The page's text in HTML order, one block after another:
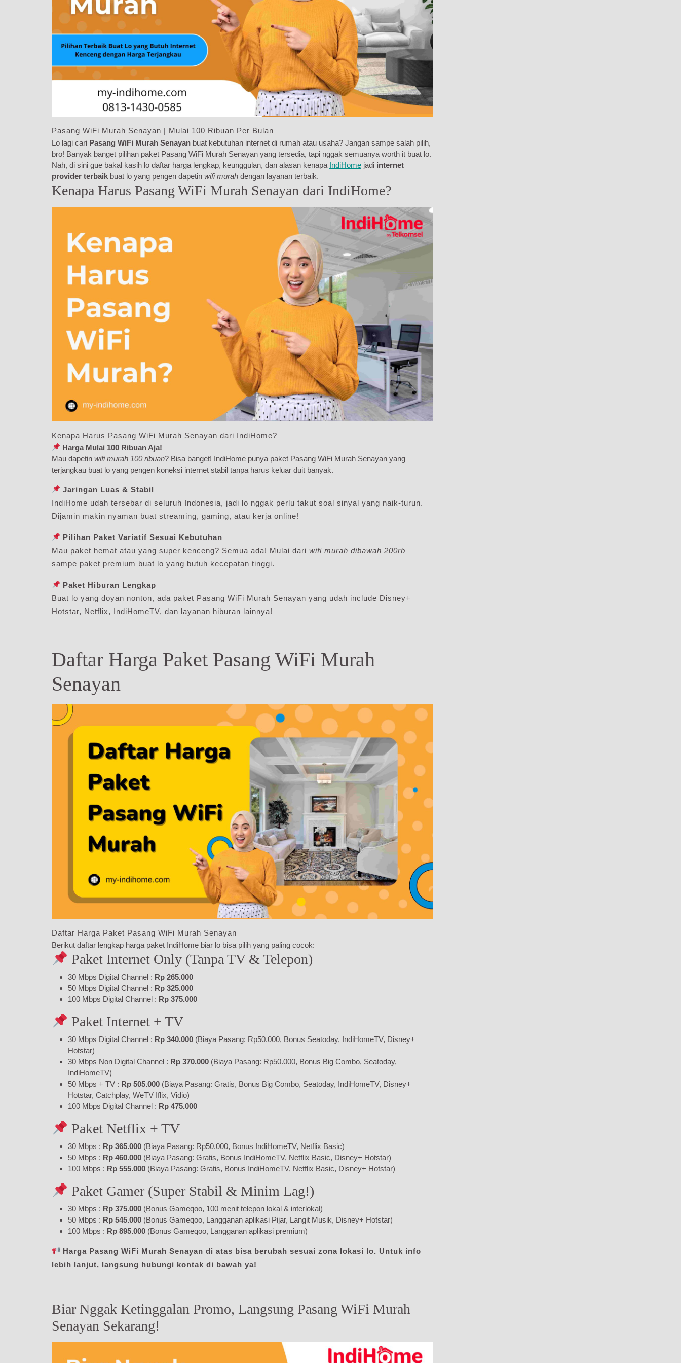
Pasang WiFi Murah Senayan | Mulai 100 Ribuan Per Bulan
Lo lagi cari Pasang WiFi Murah Senayan buat kebutuhan internet di rumah atau usaha? Jangan sampe salah pilih,
bro! Banyak banget pilihan paket Pasang WiFi Murah Senayan yang tersedia, tapi nggak semuanya worth it buat lo.
Nah, di sini gue bakal kasih lo daftar harga lengkap, keunggulan, dan alasan kenapa IndiHome jadi internet
provider terbaik buat lo yang pengen dapetin wifi murah dengan layanan terbaik.
Kenapa Harus Pasang WiFi Murah Senayan dari IndiHome?
Kenapa Harus Pasang WiFi Murah Senayan dari IndiHome?
Harga Mulai 100 Ribuan Aja!
Mau dapetin wifi murah 100 ribuan? Bisa banget! IndiHome punya paket Pasang WiFi Murah Senayan yang
terjangkau buat lo yang pengen koneksi internet stabil tanpa harus keluar duit banyak.
Jaringan Luas & Stabil
IndiHome udah tersebar di seluruh Indonesia, jadi lo nggak perlu takut soal sinyal yang naik-turun.
Dijamin makin nyaman buat streaming, gaming, atau kerja online!
Pilihan Paket Variatif Sesuai Kebutuhan
Mau paket hemat atau yang super kenceng? Semua ada! Mulai dari wifi murah dibawah 200rb
sampe paket premium buat lo yang butuh kecepatan tinggi.
Paket Hiburan Lengkap
Buat lo yang doyan nonton, ada paket Pasang WiFi Murah Senayan yang udah include Disney+
Hotstar, Netflix, IndiHomeTV, dan layanan hiburan lainnya!
Daftar Harga Paket Pasang WiFi Murah
Senayan
Daftar Harga Paket Pasang WiFi Murah Senayan
Berikut daftar lengkap harga paket IndiHome biar lo bisa pilih yang paling cocok:
Paket Internet Only (Tanpa TV & Telepon)
30 Mbps Digital Channel : Rp 265.000
50 Mbps Digital Channel : Rp 325.000
100 Mbps Digital Channel : Rp 375.000
Paket Internet + TV
30 Mbps Digital Channel : Rp 340.000 (Biaya Pasang: Rp50.000, Bonus Seatoday, IndiHomeTV, Disney+
Hotstar)
30 Mbps Non Digital Channel : Rp 370.000 (Biaya Pasang: Rp50.000, Bonus Big Combo, Seatoday,
IndiHomeTV)
50 Mbps + TV : Rp 505.000 (Biaya Pasang: Gratis, Bonus Big Combo, Seatoday, IndiHomeTV, Disney+
Hotstar, Catchplay, WeTV Iflix, Vidio)
100 Mbps Digital Channel : Rp 475.000
Paket Netflix + TV
30 Mbps : Rp 365.000 (Biaya Pasang: Rp50.000, Bonus IndiHomeTV, Netflix Basic)
50 Mbps : Rp 460.000 (Biaya Pasang: Gratis, Bonus IndiHomeTV, Netflix Basic, Disney+ Hotstar)
100 Mbps : Rp 555.000 (Biaya Pasang: Gratis, Bonus IndiHomeTV, Netflix Basic, Disney+ Hotstar)
Paket Gamer (Super Stabil & Minim Lag!)
30 Mbps : Rp 375.000 (Bonus Gameqoo, 100 menit telepon lokal & interlokal)
50 Mbps : Rp 545.000 (Bonus Gameqoo, Langganan aplikasi Pijar, Langit Musik, Disney+ Hotstar)
100 Mbps : Rp 895.000 (Bonus Gameqoo, Langganan aplikasi premium)
Harga Pasang WiFi Murah Senayan di atas bisa berubah sesuai zona lokasi lo. Untuk info
lebih lanjut, langsung hubungi kontak di bawah ya!
Biar Nggak Ketinggalan Promo, Langsung Pasang WiFi Murah
Senayan Sekarang!